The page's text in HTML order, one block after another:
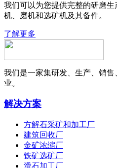
我们可以为您提供完整的研磨
机、磨机和选矿机及其备件。
了解更多
我们是一家集研发、生产、销
业。
解决方案
方解石采矿和加工厂
建筑回收厂
金矿浓缩厂
铁矿选矿厂
滑石加工厂